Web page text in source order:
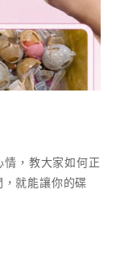
，教大家如何正
就能讓你的碟